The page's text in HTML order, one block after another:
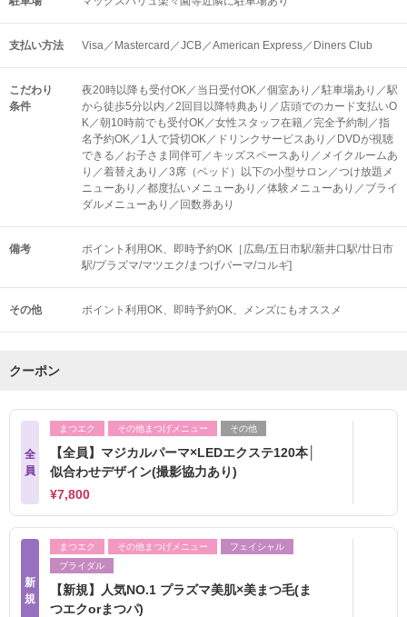
支払い方法 Visa／Mastercard／JCB／American Express／Diners Club
こだわり
条件
夜20時以降も受付OK／当日受付OK／個室あり／駐車場あり／駅
から徒歩5分以内／2回目以降特典あり／店頭でのカード支払いO
K／朝10時前でも受付OK／女性スタッフ在籍／完全予約制／指
名予約OK／1人で貸切OK／ドリンクサービスあり／DVDが視聴
できる／お子さま同伴可／キッズスペースあり／メイクルームあ
り／着替えあり／3席（ベッド）以下の小型サロン／つけ放題メ
ニューあり／都度払いメニューあり／体験メニューあり／ブライ
ダルメニューあり／回数券あり
備考
ポイント利用OK、即時予約OK［広島/五日市駅/新井口駅/廿日市
駅/プラズマ/マツエク/まつげパーマ/コルギ]
その他 ポイント利用OK 即時予約OK メンズにもオススメ
クーポン
全
員
まつエク その他まつげメニュー その他
【全員】マジカルパーマ×LEDエクステ120本│
似合わせデザイン(撮影協力あり)
¥7,800
新
規
まつエク その他まつげメニュー
フェイシャル
ブライダル
【新規】人気NO.1 プラズマ美肌×美まつ毛(ま
つエクorまつパ)